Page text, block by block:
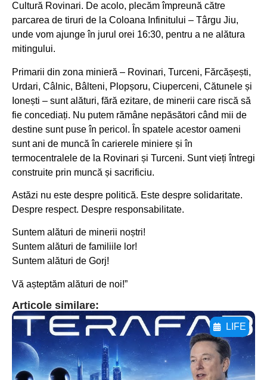
Cultură Rovinari. De acolo, plecăm împreună către
parcarea de tiruri de la Coloana Infinitului – Târgu Jiu,
unde vom ajunge în jurul orei 16:30, pentru a ne alătura
mitingului.
Primarii din zona minieră – Rovinari, Turceni, Fărcășești,
Urdari, Câlnic, Bâlteni, Plopșoru, Ciuperceni, Cătunele și
Ionești – sunt alături, fără ezitare, de minerii care riscă să
fie concediați. Nu putem rămâne nepăsători când mii de
destine sunt puse în pericol. În spatele acestor oameni
sunt ani de muncă în carierele miniere și în
termocentralele de la Rovinari și Turceni. Sunt vieți întregi
construite prin muncă și sacrificiu.
Astăzi nu este despre politică. Este despre solidaritate.
Despre respect. Despre responsabilitate.
Suntem alături de minerii noștri!
Suntem alături de familiile lor!
Suntem alături de Gorj!
Vă așteptăm alături de noi!”
Articole similare:
LIFE
Adaugă aici textul pentru
subtitluAdaugă aici